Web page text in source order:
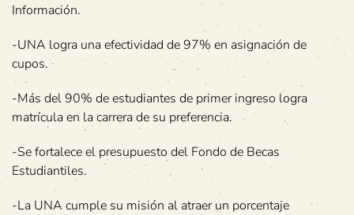
Información.
-UNA logra una efectividad de 97% en asignación de
cupos.
-Más del 90% de estudiantes de primer ingreso logra
matrícula en la carrera de su preferencia.
-Se fortalece el presupuesto del Fondo de Becas
Estudiantiles.
-La UNA cumple su misión al atraer un porcentaje